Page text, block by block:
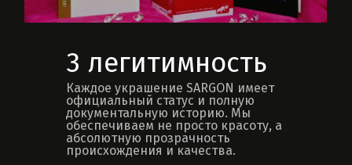
Каждое украшение SARGON имеет
официальный статус и полную
документальную историю. Мы
обеспечиваем не просто красоту, а
абсолютную прозрачность
происхождения и качества.
3 легитимность